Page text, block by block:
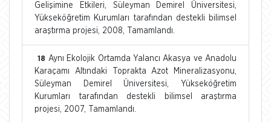
Gelişimine Etkileri, Süleyman Demirel Üniversitesi,
Yükseköğretim Kurumları tarafından destekli bilimsel
araştırma projesi, 2008, Tamamlandı.
18 Aynı Ekolojik Ortamda Yalancı Akasya ve Anadolu
Karaçamı Altındaki Toprakta Azot Mineralizasyonu,
Süleyman Demirel Üniversitesi, Yükseköğretim
Kurumları tarafından destekli bilimsel araştırma
projesi, 2007, Tamamlandı.